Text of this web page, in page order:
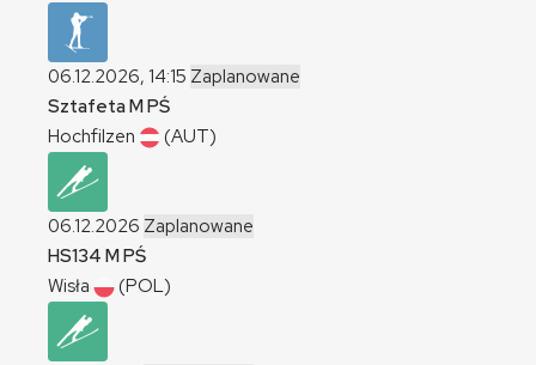
06.12.2026, 14:15 Zaplanowane
SztafetaMPŚ
Hochfilzen
(AUT)
06.12.2026 Zaplanowane
HS134 MPŚ
Wisła
(POL)